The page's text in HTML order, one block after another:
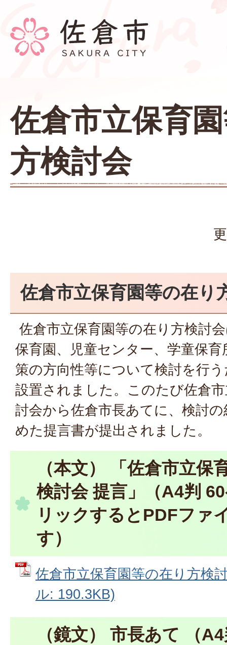
佐倉市立保育
方検討会
佐倉市立保育園等の在り
佐倉市立保育園等の在り方検討
保育園、児童センター、学童保
策の方向性等について検討を行
設置されました。このたび佐倉
討会から佐倉市長あてに、検討
めた提言書が提出されました。
（本文） 「佐倉市立保
検討会 提言」（A4判
リックするとPDFファ
す）
佐倉市立保育園等の在り方検
ル: 190.3KB)
（鏡文） 市長あて （